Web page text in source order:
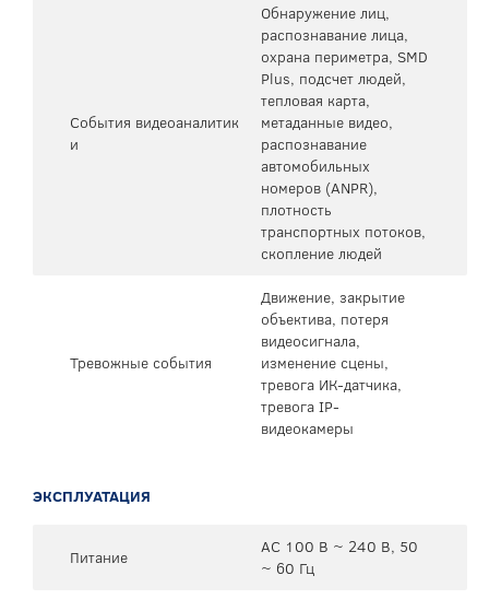
События видеоаналитик
и
Обнаружение лиц,
распознавание лица,
охрана периметра, SMD
Plus, подсчет людей,
тепловая карта,
метаданные видео,
распознавание
автомобильных
номеров (ANPR),
плотность
транспортных потоков,
скопление людей
Тревожные события
Движение, закрытие
объектива, потеря
видеосигнала,
изменение сцены,
тревога ИК-датчика,
тревога IP-
видеокамеры
ЭКСПЛУАТАЦИЯ
Питание
AC 100 В ~ 240 В, 50
~ 60 Гц